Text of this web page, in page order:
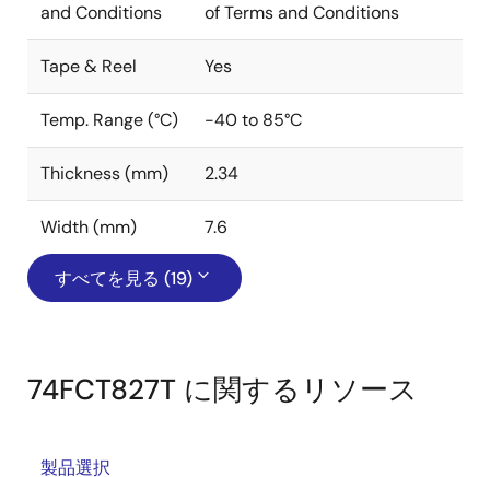
and Conditions
of Terms and Conditions
Tape & Reel Yes
Temp. Range (°C) -40 to 85°C
Thickness (mm) 2.34
Width (mm) 7.6
すべてを見る (19)
74FCT827T に関するリソース
製品選択